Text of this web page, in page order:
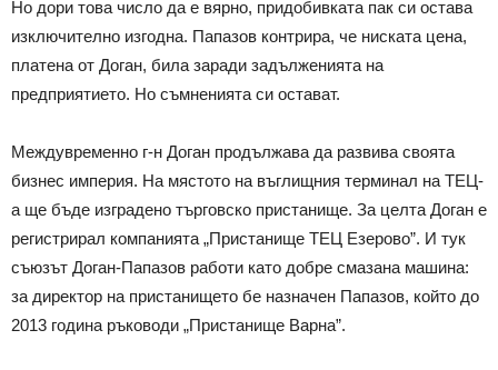
Но дори това число да е вярно, придобивката пак си остава
изключително изгодна. Папазов контрира, че ниската цена,
платена от Доган, била заради задълженията на
предприятието. Но съмненията си остават.
Междувременно г-н Доган продължава да развива своята
бизнес империя. На мястото на въглищния терминал на ТЕЦ-
а ще бъде изградено търговско пристанище. За целта Доган е
регистрирал компанията „Пристанище ТЕЦ Езерово”. И тук
съюзът Доган-Папазов работи като добре смазана машина:
за директор на пристанището бе назначен Папазов, който до
2013 година ръководи „Пристанище Варна”.